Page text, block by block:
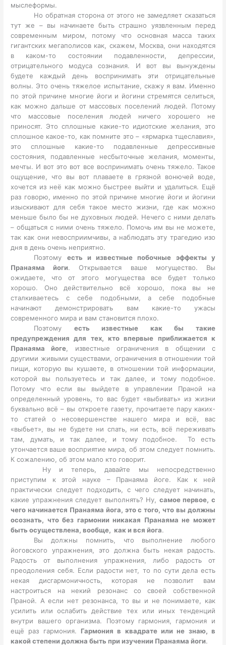
мыслеформы.
Но обратная сторона от этого не замедляет сказаться
тут же – вы начинаете быть страшно уязвленным перед
современным миром, потому что основная масса таких
гигантских мегаполисов как, скажем, Москва, они находятся
в каком-то состоянии подавленности, депрессии,
отрицательного модуса сознания. И вот вы вынуждены
будете каждый день воспринимать эти отрицательные
волны. Это очень тяжелое испытание, скажу я вам. Именно
по этой причине многие йоги и йогини стремятся селиться,
как можно дальше от массовых поселений людей. Потому
что массовые поселения людей ничего хорошего не
приносят. Это сплошные какие-то идиотские желания, это
сплошное какое-то, как помните это – «ярмарка тщеславия»,
это сплошные какие-то подавленные депрессивные
состояния, подавленные несбыточные желания, моменты,
мечты. И вот это вот все воспринимать очень тяжело. Такое
ощущение, что вы вот плаваете в грязной вонючей воде,
хочется из неё как можно быстрее выйти и удалиться. Ещё
раз говорю, именно по этой причине многие йоги и йогини
изыскивают для себя такое место жизни, где как можно
меньше было бы не духовных людей. Нечего с ними делать
– общаться с ними очень тяжело. Помочь им вы не можете,
так как они невосприимчивы, а наблюдать эту трагедию изо
дня в день очень неприятно.
Поэтому есть и известные побочные эффекты у
Пранаяма йоги. Открывается ваше могущество. Вы
ожидаете, что от этого могущества все будет только
хорошо. Оно действительно всё хорошо, пока вы не
сталкиваетесь с себе подобными, а себе подобные
начинают демонстрировать вам какие-то ужасы
современного мира и вам становится плохо.
Поэтому есть известные как бы такие
предупреждения для тех, кто впервые приближается к
Пранаяма йоге , известные ограничения в общении с
другими живыми существами, ограничения в отношении той
пищи, которую вы кушаете, в отношении той информации,
которой вы пользуетесь и так далее, и тому подобное.
Потому что если вы выйдете в управлении Праной на
определенный уровень, то вас будет «выбивать» из жизни
буквально всё – вы откроете газету, прочитаете пару каких-
то статей о несовершенстве нашего мира и всё, вас
«выбьет», вы не будете ни спать, ни есть, всё переживать
там, думать, и так далее, и тому подобное. То есть
утончается ваше восприятие мира, об этом следует помнить.
К сожалению, об этом мало кто говорит.
Ну и теперь, давайте мы непосредственно
приступим к этой науке – Пранаяма йоге. Как к ней
практически следует подходить, с чего следует начинать,
какие упражнения следует выполнять? Ну, самое первое, с
чего начинается Пранаяма йога, это с того, что вы должны
осознать, что без гармонии никакая Пранаяма не может
быть осуществлена, вообще, как и вся йога.
Вы должны помнить, что выполнение любого
йоговского упражнения, это должна быть некая радость.
Радость от выполнения упражнения, либо радость от
преодоления себя. Если радости нет, то по сути дела есть
некая дисгармоничность, которая не позволит вам
настроиться на некий резонанс со своей собственной
Праной. А если нет резонанса, то вы и не понимаете, как
усилить или ослабить действие тех или иных тенденций
внутри вашего организма. Поэтому гармония, гармония и
ещё раз гармония. Гармония в квадрате или не знаю, в
какой степени должна быть при изучении Пранаяма йоги.